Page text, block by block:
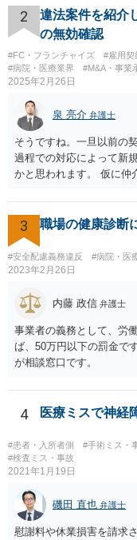
弁護士が起案 Ⅰ依頼者
念のため事務員が確認 Ⅳ
気が付くことが多いです
判所窓口で修正して受理
場合は責められない部分
うね。よくわからないな
よいですかと聞くべきで
内容に関するミスなので
ます。 ③証拠のナンバー
まになっている →形式ミ
ショットの証拠が縦長や
ないことはない) →こち
り、①～④も訴訟の勝敗
致命的なミスではないと
として当然確認すべきで
2
違法案件を紹介
の無効確認
#FC・フランチャイズ #雇用契
#病院・医療業界
#M&A・事業
2025年2月26日
泉 亮介 弁護士
そうですね。一旦以前の
過程での対応によって新
かと思われます。 仮に仲
3 職場の健康診断
#安全配慮義務違反 #病院・医
2023年2月26日
内藤 政信 弁護士
事業者の義務として、労
ば、50万円以下の罰金で
が相談窓口です。
4 医療ミスで神経
#患者・入所者側 #手術ミス・
#検査ミス・事故
2021年1月19日
磯田 直也 弁護士
慰謝料や休業損害を請求